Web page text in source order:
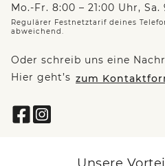
Mo.-Fr. 8:00 – 21:00 Uhr, Sa.
Regulärer Festnetztarif deines
abweichend.
Oder schreib uns eine
Hier geht’s zum
Unsere